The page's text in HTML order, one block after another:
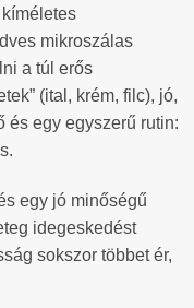
mikroszálas
a túl erős
(ital, krém, filc), jó,
és egy egyszerű rutin:
egy jó minőségű
idegeskedést
sokszor többet ér,